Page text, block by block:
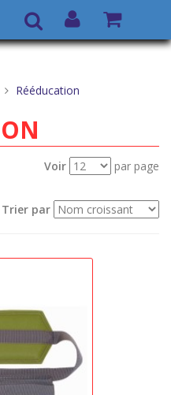
Recherche
Rééducation
Voir par page
Trier par